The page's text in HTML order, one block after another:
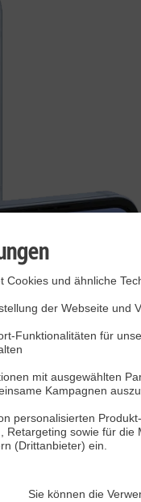
Cookies und ähnliche
der Webseite und
Funktionalitäten für
mit ausgewählten
Kampagnen
personalisierten
Retargeting sowie für
(Drittanbieter) ein.
Sie können die